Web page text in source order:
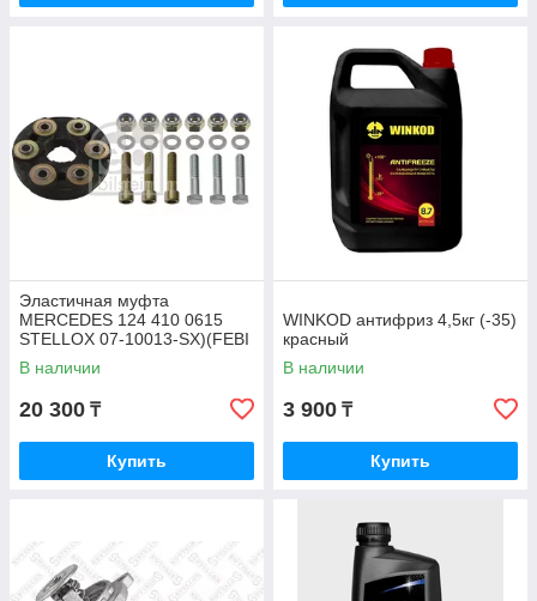
Эластичная муфта
MERCEDES 124 410 0615
STELLOX 07-10013-SX)(FEBI
1975)
В наличии
20 300 ₸
Купить
WINKOD антифриз 4,5кг (-35)
красный
В наличии
3 900 ₸
Купить